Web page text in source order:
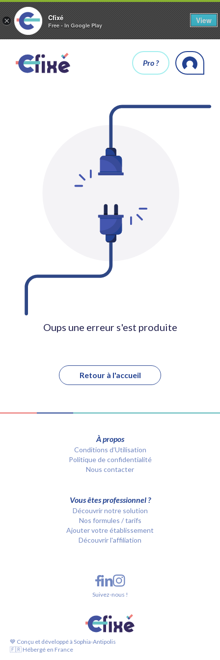
× Cfixé
Free - In Google Play
View
Pro ?
Oups une erreur s'est produite
Retour à l'accueil
À propos
Conditions d’Utilisation
Politique de confidentialité
Nous contacter
Vous êtes professionnel ?
Découvrir notre solution
Nos formules / tarifs
Ajouter votre établissement
Découvrir l'affiliation
💙 Conçu et développé à Sophia-Antipolis
🇫🇷 Hébergé en France
Suivez-nous !